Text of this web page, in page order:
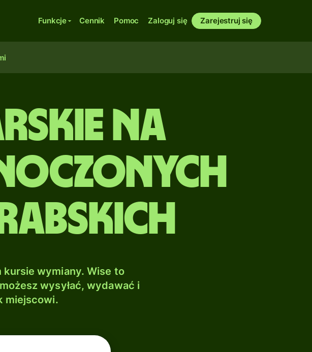
Funkcje Cennik Pomoc Zaloguj się Zarejestruj się
na
kursie wymiany. Wise to
wysyłać, wydawać i
miejscowi.